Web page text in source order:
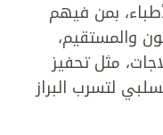
بمن فيهم
والمستقيم،
مثل تحفيز
لتسرب البراز